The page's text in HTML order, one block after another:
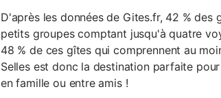
D'après les données de Gites.fr, 42 % des
petits groupes comptant jusqu'à quatre
48 % de ces gîtes qui comprennent au
Selles est donc la destination parfaite
en famille ou entre amis !